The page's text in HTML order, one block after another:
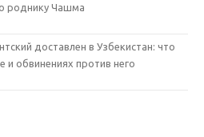
роднику Чашма
доставлен в Узбекистан: что
и обвинениях против него